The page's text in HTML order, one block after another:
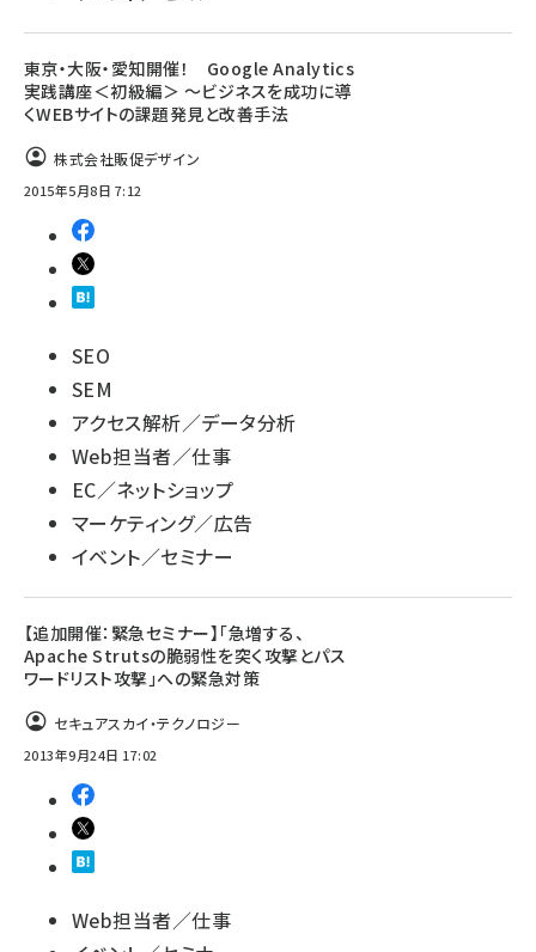
東京・大阪・愛知開催！ Google Analytics
実践講座＜初級編＞ 〜ビジネスを成功に導
くWEBサイトの課題発見と改善手法
株式会社販促デザイン
2015年5月8日 7:12
SEO
SEM
アクセス解析／データ分析
Web担当者／仕事
EC／ネットショップ
マーケティング／広告
イベント／セミナー
【追加開催：緊急セミナー】「急増する、
Apache Strutsの脆弱性を突く攻撃とパス
ワードリスト攻撃」への緊急対策
セキュアスカイ・テクノロジー
2013年9月24日 17:02
Web担当者／仕事